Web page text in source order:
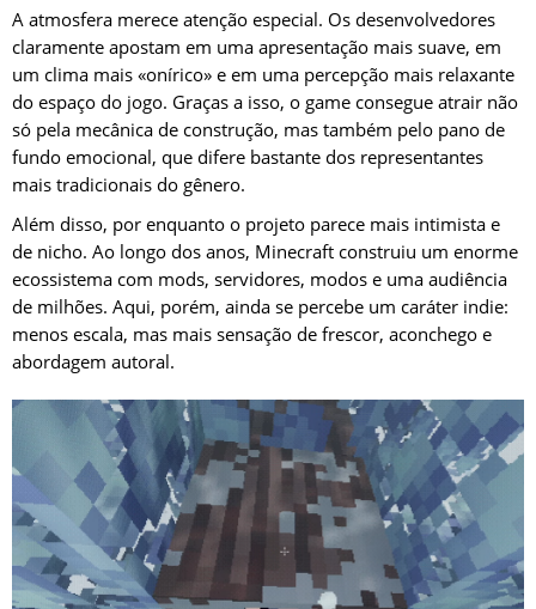
A atmosfera merece atenção especial. Os desenvolvedores
claramente apostam em uma apresentação mais suave, em
um clima mais «onírico» e em uma percepção mais relaxante
do espaço do jogo. Graças a isso, o game consegue atrair não
só pela mecânica de construção, mas também pelo pano de
fundo emocional, que difere bastante dos representantes
mais tradicionais do gênero.
Além disso, por enquanto o projeto parece mais intimista e
de nicho. Ao longo dos anos, Minecraft construiu um enorme
ecossistema com mods, servidores, modos e uma audiência
de milhões. Aqui, porém, ainda se percebe um caráter indie:
menos escala, mas mais sensação de frescor, aconchego e
abordagem autoral.